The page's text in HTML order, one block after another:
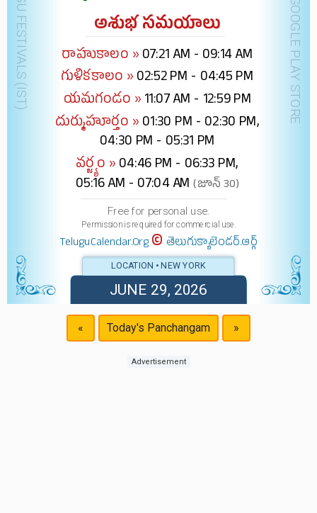
అశుభ సమయాలు
రాహుకాలం » 07:21 AM - 09:14 AM
గుళికకాలం » 02:52 PM - 04:45 PM
యమగండం » 11:07 AM - 12:59 PM
దుర్ముహూర్తం » 01:30 PM - 02:30 PM,
04:30 PM - 05:31 PM
వర్జ్యం » 04:46 PM - 06:33 PM,
05:16 AM - 07:04 AM(జూన్ 30)
Free for personal use.
Permission is required for commercial use.
TeluguCalendar.Org© తెలుగుక్యాలెండర్.ఆర్గ్
LOCATION • NEW YORK
JUNE 29, 2026
« Today's Panchangam »
Advertisement